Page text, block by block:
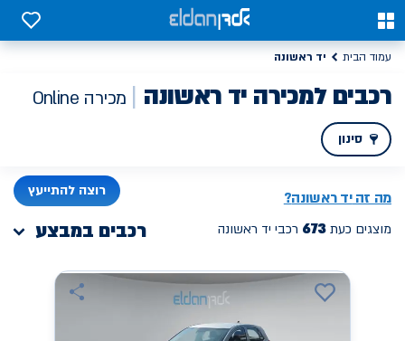
0
0
עמוד הבית יד ראשונה
רכבים למכירה יד ראשונה מכירה Online
סינון
מה זהיד ראשונה? רוצה להתייעץ
מוצגים כעת רכבי יד ראשונה רכבים במבצע